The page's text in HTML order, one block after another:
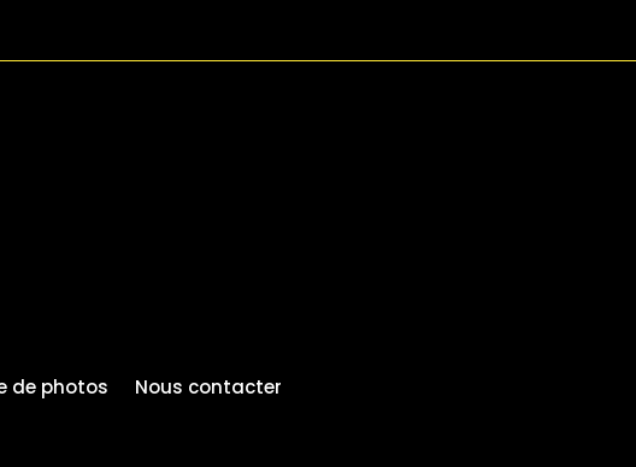
de photos Nous contacter